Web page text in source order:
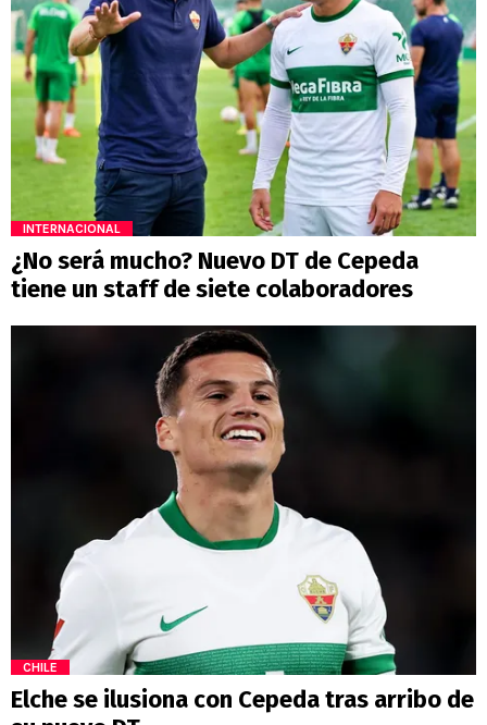
INTERNACIONAL
¿No será mucho? Nuevo DT de Cepeda
tiene un staff de siete colaboradores
CHILE
Elche se ilusiona con Cepeda tras arribo de